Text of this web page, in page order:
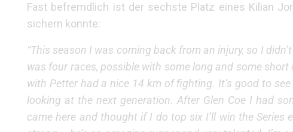
Fast befremdlich ist der sechste Platz eines Kilian
sichern konnte:
“This season I was coming back from an injury, so I
was four races, possible with some long and some
with Petter had a nice 14 km of fighting. It’s good to
looking at the next generation. After Glen Coe I had
came here and thought if I do top six I’ll win the